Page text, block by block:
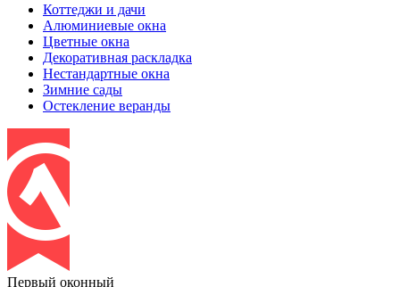
Коттеджи и дачи
Алюминиевые окна
Цветные окна
Декоративная раскладка
Нестандартные окна
Зимние сады
Остекление веранды
Первый оконный